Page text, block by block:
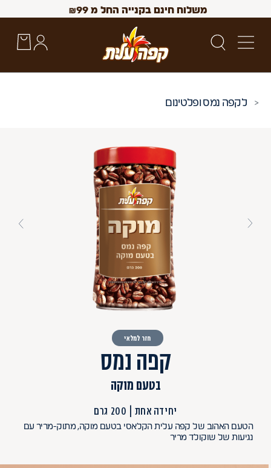
משלוח חינם בקנייה החל מ ₪99
Up and Down arrow keys to navigate search results.
קפה נמס ופלטינום
חזר למלאי
קפה נמס
בטעם מוקה
יחידה אחת 200 גרם
הטעם האהוב של קפה עלית הקלאסי בטעם מוקה, מתוק-מריר עם
נגיעות של שוקולד מריר